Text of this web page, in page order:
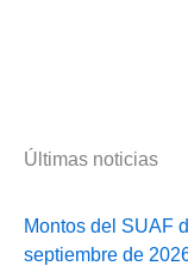
Últimas noticias
Montos del SUAF
septiembre de